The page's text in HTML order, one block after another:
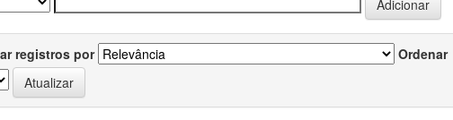
registros por
Ordenar